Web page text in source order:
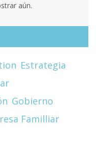
aún.
Estrategia
Gobierno
Familliar